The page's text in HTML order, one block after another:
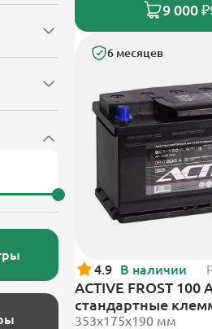
9 000 ₽
6 месяцев
4.9 В наличии
ACTIVE FROST 100
стандартные
353х175х190 мм